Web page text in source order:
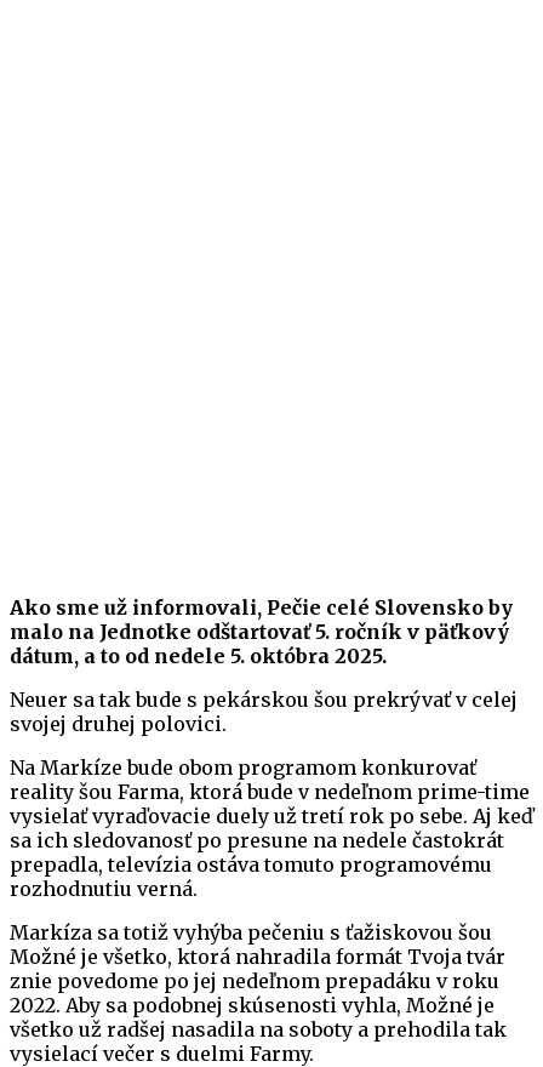
Ako sme už informovali, Pečie celé Slovensko by
malo na Jednotke odštartovať 5. ročník v päťkový
dátum, a to od nedele 5. októbra 2025.
Neuer sa tak bude s pekárskou šou prekrývať v celej
svojej druhej polovici.
Na Markíze bude obom programom konkurovať
reality šou Farma, ktorá bude v nedeľnom prime-time
vysielať vyraďovacie duely už tretí rok po sebe. Aj keď
sa ich sledovanosť po presune na nedele častokrát
prepadla, televízia ostáva tomuto programovému
rozhodnutiu verná.
Markíza sa totiž vyhýba pečeniu s ťažiskovou šou
Možné je všetko, ktorá nahradila formát Tvoja tvár
znie povedome po jej nedeľnom prepadáku v roku
2022. Aby sa podobnej skúsenosti vyhla, Možné je
všetko už radšej nasadila na soboty a prehodila tak
vysielací večer s duelmi Farmy.